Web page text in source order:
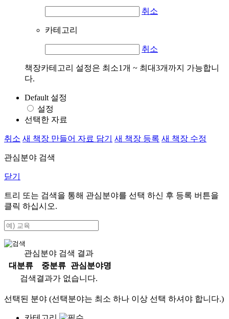
취소
카테고리
취소
책장카테고리 설정은 최소1개 ~ 최대3개까지 가능합니
다.
Default 설정
설정
선택한 자료
취소 새 책장 만들어 자료 담기 새 책장 등록 새 책장 수정
관심분야 검색
닫기
트리 또는 검색을 통해 관심분야를 선택 하신 후 등록 버튼을
클릭 하십시오.
관심분야 검색 결과
대분류
중분류
관심분야명
검색결과가 없습니다.
선택된 분야 (선택분야는 최소 하나 이상 선택 하셔야 합니다.)